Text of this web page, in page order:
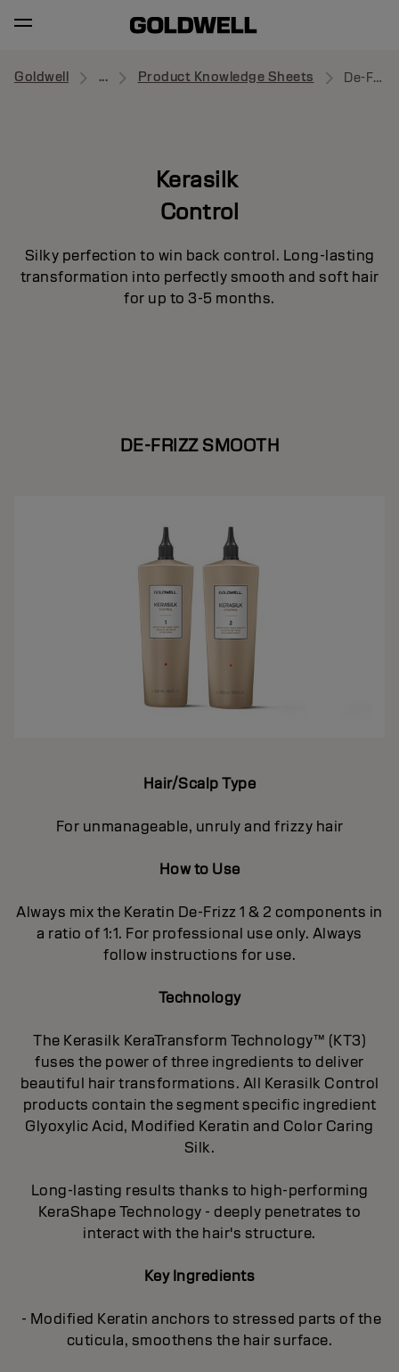
Goldwell ... Product Knowledge Sheets De-Frizz Smooth
Kerasilk
Control
Silky perfection to win back control. Long-lasting
transformation into perfectly smooth and soft hair
for up to 3-5 months.
DE-FRIZZ SMOOTH
Hair/Scalp Type
For unmanageable, unruly and frizzy hair
How to Use
Always mix the Keratin De-Frizz 1 & 2 components in
a ratio of 1:1. For professional use only. Always
follow instructions for use.
Technology
The Kerasilk KeraTransform Technology™ (KT3)
fuses the power of three ingredients to deliver
beautiful hair transformations. All Kerasilk Control
products contain the segment specific ingredient
Glyoxylic Acid, Modified Keratin and Color Caring
Silk.
Long-lasting results thanks to high-performing
KeraShape Technology - deeply penetrates to
interact with the hair's structure.
Key Ingredients
- Modified Keratin anchors to stressed parts of the
cuticula, smoothens the hair surface.